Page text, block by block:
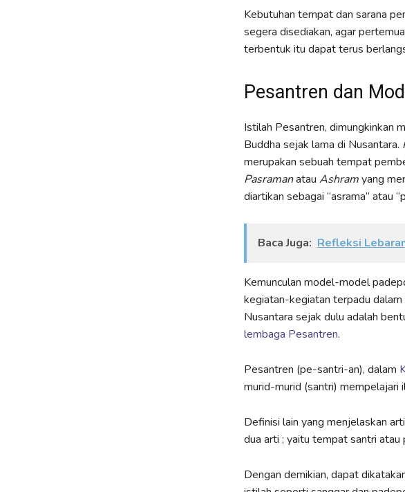
Kebutuhan tempat dan sarana
segera disediakan, agar
terbentuk itu dapat terus
Pesantren dan
Istilah Pesantren, dimungkinkan
Buddha sejak lama di Nusantara.
merupakan sebuah tempat
Pasramanatau Ashramyang
diartikan sebagai “asrama” atau
Baca Juga: Refleksi
Kemunculan model-model
kegiatan-kegiatan terpadu dalam
Nusantara sejak dulu adalah
lembaga Pesantren.
Pesantren (pe-santri-an), dalam
murid-murid (santri) mempelajari
Definisi lain yang menjelaskan
dua arti ; yaitu tempat santri
Dengan demikian, dapat